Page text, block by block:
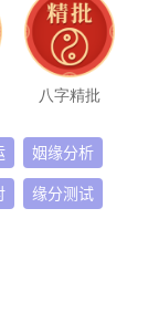
八字精批
姻缘分析
缘分测试